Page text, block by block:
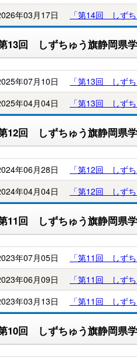
年03月17日
「第14回 しず
13回 しずちゅう旗静岡県
年07月10日
「第13回 しず
年04月04日
「第13回 しず
12回 しずちゅう旗静岡県
年06月28日
「第12回 しず
年04月04日
「第12回 しず
11回 しずちゅう旗静岡県
年07月05日
「第11回 しず
年06月09日
「第11回 しず
年03月13日
「第11回 しず
10回 しずちゅう旗静岡県